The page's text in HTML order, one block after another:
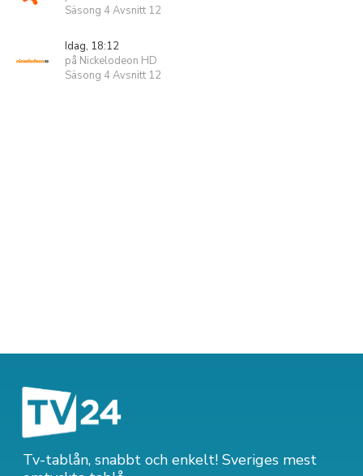
Säsong 4 Avsnitt 12
Idag, 18:12
på Nickelodeon HD
Säsong 4 Avsnitt 12
Tv-tablån, snabbt och enkelt! Sveriges mest